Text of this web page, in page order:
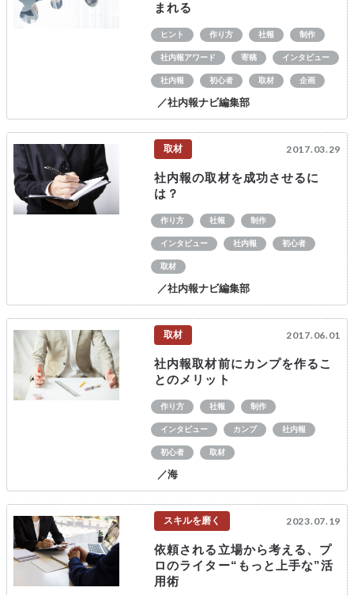
まれる
ヒント 作り方 社報 制作
社内報アワード 寄稿 インタビュー
社内報 初心者 取材 企画
／社内報ナビ編集部
取材 2017.03.29
社内報の取材を成功させるに
は？
作り方 社報 制作
インタビュー 社内報 初心者
取材
／社内報ナビ編集部
取材 2017.06.01
社内報取材前にカンプを作るこ
とのメリット
作り方 社報 制作
インタビュー カンプ 社内報
初心者 取材
／海
スキルを磨く 2023.07.19
依頼される立場から考える、プ
ロのライター“もっと上手な”活
用術